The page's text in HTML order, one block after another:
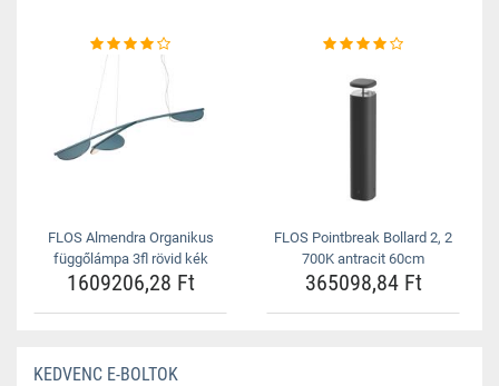
FLOS Almendra Organikus
függőlámpa 3fl rövid kék
1609206,28 Ft
FLOS Pointbreak Bollard 2, 2
700K antracit 60cm
365098,84 Ft
KEDVENC E-BOLTOK